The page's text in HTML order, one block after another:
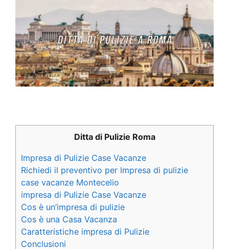
Ditta di Pulizie Roma
Impresa di Pulizie Case Vacanze
Richiedi il preventivo per Impresa di pulizie
case vacanze Montecelio
impresa di Pulizie Case Vacanze
Cos è un’impresa di pulizie
Cos è una Casa Vacanza
Caratteristiche impresa di Pulizie
Conclusioni